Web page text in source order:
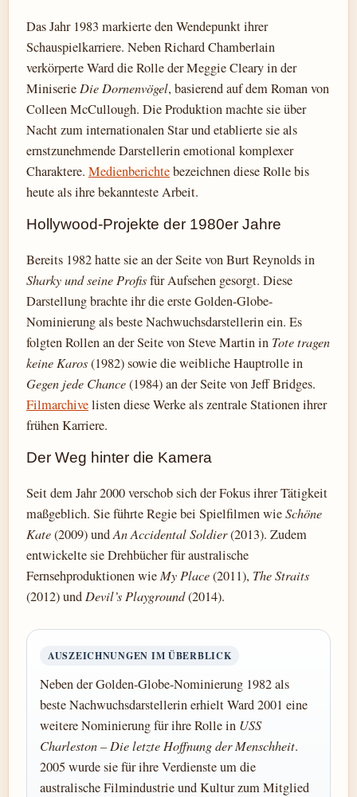
Das Jahr 1983 markierte den Wendepunkt ihrer
Schauspielkarriere. Neben Richard Chamberlain
verkörperte Ward die Rolle der Meggie Cleary in der
Miniserie Die Dornenvögel, basierend auf dem Roman von
Colleen McCullough. Die Produktion machte sie über
Nacht zum internationalen Star und etablierte sie als
ernstzunehmende Darstellerin emotional komplexer
Charaktere. Medienberichtebezeichnen diese Rolle bis
heute als ihre bekannteste Arbeit.
Hollywood-Projekte der 1980er Jahre
Bereits 1982 hatte sie an der Seite von Burt Reynolds in
Sharky und seine Profisfür Aufsehen gesorgt. Diese
Darstellung brachte ihr die erste Golden-Globe-
Nominierung als beste Nachwuchsdarstellerin ein. Es
folgten Rollen an der Seite von Steve Martin in Tote tragen
keine Karos(1982) sowie die weibliche Hauptrolle in
Gegen jede Chance(1984) an der Seite von Jeff Bridges.
Filmarchivelisten diese Werke als zentrale Stationen ihrer
frühen Karriere.
Der Weg hinter die Kamera
Seit dem Jahr 2000 verschob sich der Fokus ihrer Tätigkeit
maßgeblich. Sie führte Regie bei Spielfilmen wieSchöne
Kate(2009) undAn Accidental Soldier(2013). Zudem
entwickelte sie Drehbücher für australische
Fernsehproduktionen wie My Place(2011), The Straits
(2012) und Devil’s Playground(2014).
AUSZEICHNUNGEN IM ÜBERBLICK
Neben der Golden-Globe-Nominierung 1982 als
beste Nachwuchsdarstellerin erhielt Ward 2001 eine
weitere Nominierung für ihre Rolle in USS
Charleston – Die letzte Hoffnung der Menschheit.
2005 wurde sie für ihre Verdienste um die
australische Filmindustrie und Kultur zum Mitglied